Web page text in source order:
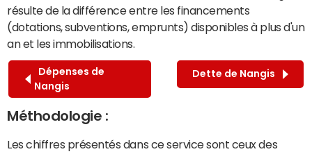
résulte de la différence entre les financements
(dotations, subventions, emprunts) disponibles à plus d'un
an et les immobilisations.
Dépenses de
Nangis
Dette de Nangis
Méthodologie :
Les chiffres présentés dans ce service sont ceux des